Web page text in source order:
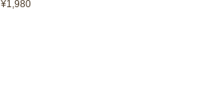
¥1,980